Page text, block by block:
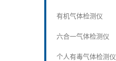
有机气体检测仪
六合一气体检测仪
个人有毒气体检测仪